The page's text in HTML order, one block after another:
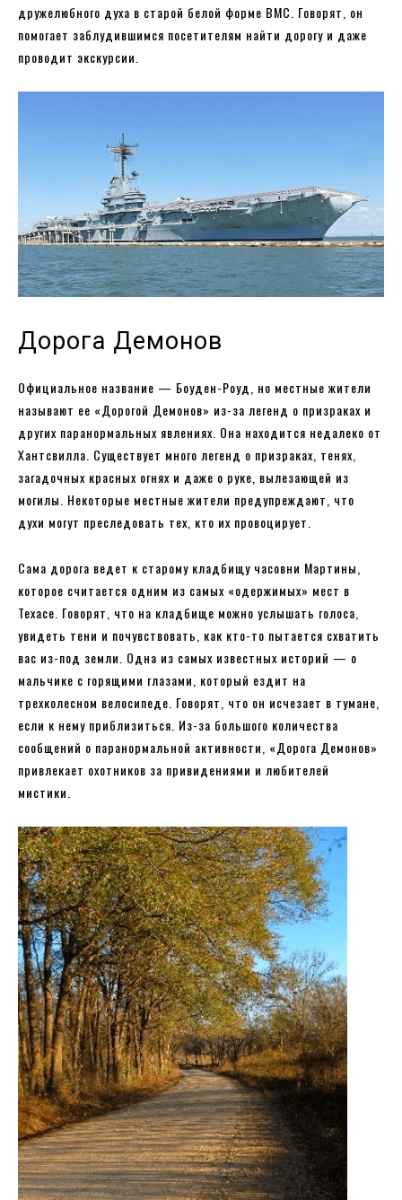
дружелюбного духа в старой белой форме ВМС. Говорят, он
помогает заблудившимся посетителям найти дорогу и даже
проводит экскурсии.
Дорога Демонов
Официальное название — Боуден-Роуд, но местные жители
называют ее «Дорогой Демонов» из-за легенд о призраках и
других паранормальных явлениях. Она находится недалеко от
Хантсвилла. Существует много легенд о призраках, тенях,
загадочных красных огнях и даже о руке, вылезающей из
могилы. Некоторые местные жители предупреждают, что
духи могут преследовать тех, кто их провоцирует.
Сама дорога ведет к старому кладбищу часовни Мартины,
которое считается одним из самых «одержимых» мест в
Техасе. Говорят, что на кладбище можно услышать голоса,
увидеть тени и почувствовать, как кто-то пытается схватить
вас из-под земли. Одна из самых известных историй — о
мальчике с горящими глазами, который ездит на
трехколесном велосипеде. Говорят, что он исчезает в тумане,
если к нему приблизиться. Из-за большого количества
сообщений о паранормальной активности, «Дорога Демонов»
привлекает охотников за привидениями и любителей
мистики.